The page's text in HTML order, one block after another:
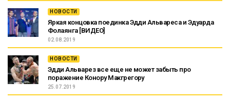
НОВОСТИ
Яркая концовка поединка Эдди Альвареса и Эдуарда
Фолаянга [ВИДЕО]
02.08.2019
НОВОСТИ
Эдди Альварез все еще не может забыть про
поражение Конору Макгрегору
25.07.2019